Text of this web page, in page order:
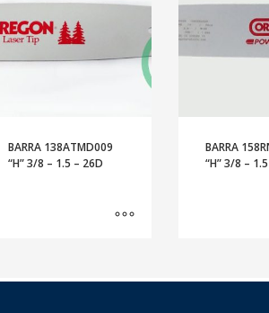
BARRA 138ATMD009
“H” 3/8 – 1.5 – 26D
BARRA
“H” 3/8 –